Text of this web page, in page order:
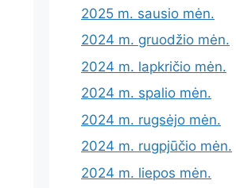
2025 m. sausio mėn.
2024 m. gruodžio mėn.
2024 m. lapkričio mėn.
2024 m. spalio mėn.
2024 m. rugsėjo mėn.
2024 m. rugpjūčio mėn.
2024 m. liepos mėn.